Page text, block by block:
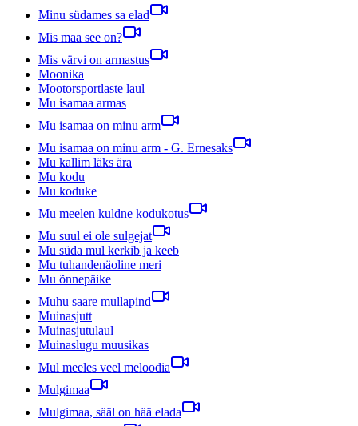
Minu südames sa elad
Mis maa see on?
Mis värvi on armastus
Moonika
Mootorsportlaste laul
Mu isamaa armas
Mu isamaa on minu arm
Mu isamaa on minu arm - G. Ernesaks
Mu kallim läks ära
Mu kodu
Mu koduke
Mu meelen kuldne kodukotus
Mu suul ei ole sulgejat
Mu süda mul kerkib ja keeb
Mu tuhandenäoline meri
Mu õnnepäike
Muhu saare mullapind
Muinasjutt
Muinasjutulaul
Muinaslugu muusikas
Mul meeles veel meloodia
Mulgimaa
Mulgimaa, sääl on hää elada